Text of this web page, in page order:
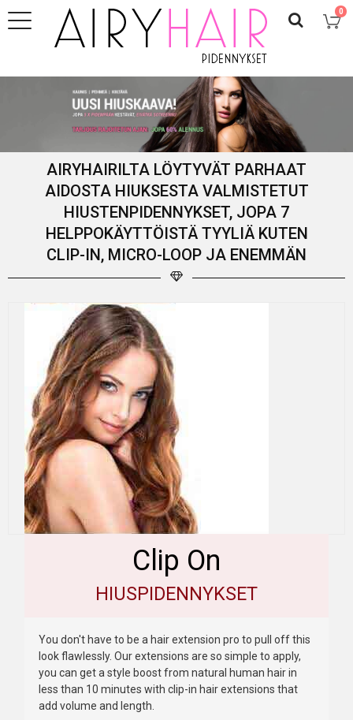
0
AIRYHAIRILTA LÖYTYVÄT PARHAAT
AIDOSTA HIUKSESTA VALMISTETUT
HIUSTENPIDENNYKSET, JOPA 7
HELPPOKÄYTTÖISTÄ TYYLIÄ KUTEN
CLIP-IN, MICRO-LOOP JA ENEMMÄN
Clip On
HIUSPIDENNYKSET
You don't have to be a hair extension pro to pull off this
look flawlessly. Our extensions are so simple to apply,
you can get a style boost from natural human hair in
less than 10 minutes with clip-in hair extensions that
add volume and length.